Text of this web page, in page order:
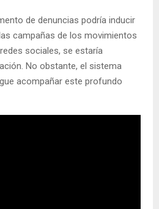
de denuncias podría inducir
campañas de los movimientos
sociales, se estaría
No obstante, el sistema
acompañar este profundo